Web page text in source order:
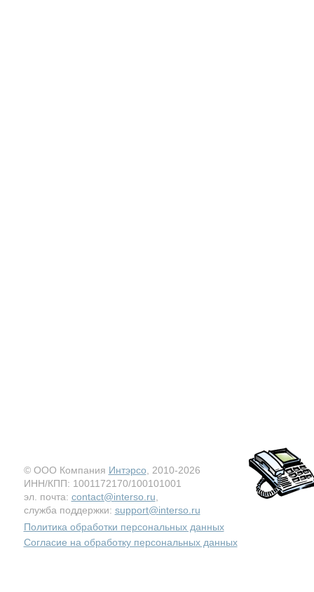
© ООО Компания Интэрсо , 2010-2026
ИНН/КПП: 1001172170/100101001
эл. почта: contact@interso.ru
служба поддержки: support@interso.ru
Политика обработки персональных данных
Согласие на обработку персональных данных